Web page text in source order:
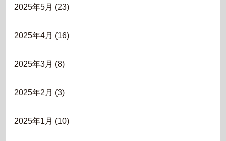
2025年5月 (23)
2025年4月 (16)
2025年3月 (8)
2025年2月 (3)
2025年1月 (10)